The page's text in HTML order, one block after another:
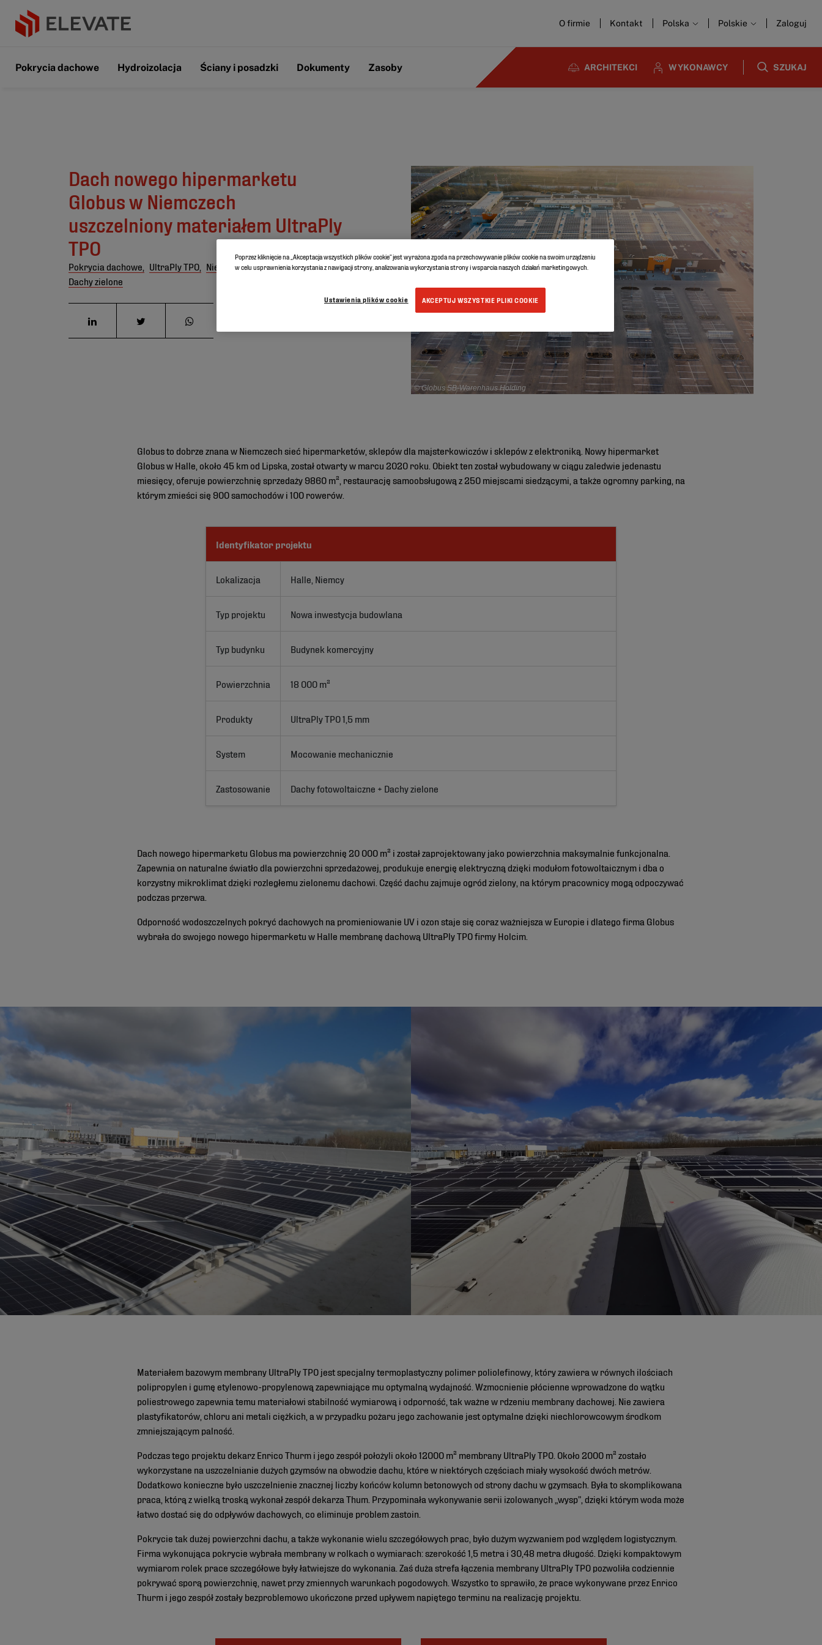
O firmie Kontakt Polska Polskie Zaloguj
Pokrycia dachowe Hydroizolacja Ściany i posadzki Dokumenty Zasoby ARCHITEKCI WYKONAWCY SZUKAJ
Dach nowego hipermarketu
Globus w Niemczech
uszczelniony materiałem UltraPly
TPO
Pokrycia dachowe, UltraPly TPO, Niemcy, Dachy fotowoltaiczne,
Dachy zielone
© Globus SB-Warenhaus Holding
Globus to dobrze znana w Niemczech sieć hipermarketów, sklepów dla majsterkowiczów i sklepów z elektroniką. Nowy hipermarket
Globus w Halle, około 45 km od Lipska, został otwarty w marcu 2020 roku. Obiekt ten został wybudowany w ciągu zaledwie jedenastu
miesięcy, oferuje powierzchnię sprzedaży 9860 m², restaurację samoobsługową z 250 miejscami siedzącymi, a także ogromny parking, na
którym zmieści się 900 samochodów i 100 rowerów.
Identyfikator projektu
Lokalizacja Halle, Niemcy
Typ projektu Nowa inwestycja budowlana
Typ budynku Budynek komercyjny
Powierzchnia 18 000 m²
Produkty UltraPly TPO 1,5 mm
System Mocowanie mechanicznie
Zastosowanie Dachy fotowoltaiczne + Dachy zielone
Dach nowego hipermarketu Globus ma powierzchnię 20 000 m² i został zaprojektowany jako powierzchnia maksymalnie funkcjonalna.
Zapewnia on naturalne światło dla powierzchni sprzedażowej, produkuje energię elektryczną dzięki modułom fotowoltaicznym i dba o
korzystny mikroklimat dzięki rozległemu zielonemu dachowi. Część dachu zajmuje ogród zielony, na którym pracownicy mogą odpoczywać
podczas przerwa.
Odporność wodoszczelnych pokryć dachowych na promieniowanie UV i ozon staje się coraz ważniejsza w Europie i dlatego firma Globus
wybrała do swojego nowego hipermarketu w Halle membranę dachową UltraPly TPO firmy Holcim.
Materiałem bazowym membrany UltraPly TPO jest specjalny termoplastyczny polimer poliolefinowy, który zawiera w równych ilościach
polipropylen i gumę etylenowo-propylenową zapewniające mu optymalną wydajność. Wzmocnienie płócienne wprowadzone do wątku
poliestrowego zapewnia temu materiałowi stabilność wymiarową i odporność, tak ważne w rdzeniu membrany dachowej. Nie zawiera
plastyfikatorów, chloru ani metali ciężkich, a w przypadku pożaru jego zachowanie jest optymalne dzięki niechlorowcowym środkom
zmniejszającym palność.
Podczas tego projektu dekarz Enrico Thurm i jego zespół położyli około 12000 m² membrany UltraPly TPO. Około 2000 m² zostało
wykorzystane na uszczelnianie dużych gzymsów na obwodzie dachu, które w niektórych częściach miały wysokość dwóch metrów.
Dodatkowo konieczne było uszczelnienie znacznej liczby końców kolumn betonowych od strony dachu w gzymsach. Była to skomplikowana
praca, którą z wielką troską wykonał zespół dekarza Thum. Przypominała wykonywanie serii izolowanych „wysp”, dzięki którym woda może
łatwo dostać się do odpływów dachowych, co eliminuje problem zastoin.
Pokrycie tak dużej powierzchni dachu, a także wykonanie wielu szczegółowych prac, było dużym wyzwaniem pod względem logistycznym.
Firma wykonująca pokrycie wybrała membrany w rolkach o wymiarach: szerokość 1,5 metra i 30,48 metra długość. Dzięki kompaktowym
wymiarom rolek prace szczegółowe były łatwiejsze do wykonania. Zaś duża strefa łączenia membrany UltraPly TPO pozwoliła codziennie
pokrywać sporą powierzchnię, nawet przy zmiennych warunkach pogodowych. Wszystko to sprawiło, że prace wykonywane przez Enrico
Thurm i jego zespół zostały bezproblemowo ukończone przed upływem napiętego terminu na realizację projektu.
Poprzez kliknięcie na „Akceptacja wszystkich plików cookie” jest wyrażona zgoda na przechowywanie plików cookie na swoim urządzeniu
w celu usprawnienia korzystania z nawigacji strony, analizowania wykorzystania strony i wsparcia naszych działań marketingowych.
AKCEPTUJ WSZYSTKIE PLIKI COOKIE
Ustawienia plików cookie